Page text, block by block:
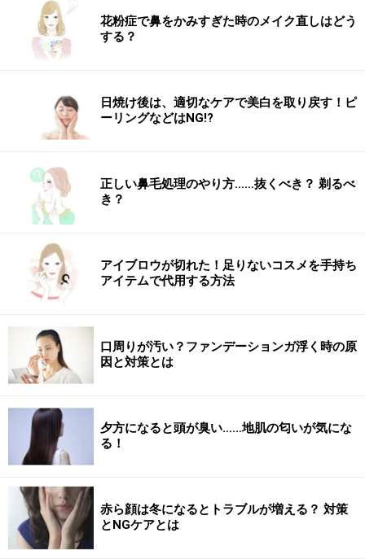
とができます。ドライヤーやメイク小物、ドリンクなど
は全てフリー。ちょっと時間をつぶしたい時や待ち合わ
せ前にお化粧直しをしたい時などいろんな使い方ができ
ヘアとメーキャップ担当が別々について、もう気持ちだけは
完全女優モードに！
そして今、ガイドが満喫しているのがこの「ビューティ
ーブーストバー」！ ここには常にSABFA（Shiseido
Academy of Beauty & Fashio）出身の精鋭スタイリスト
がスタンバイ、自分のイメージやその日の目的にぴった
り合ったメーキャップやヘアスタイリングを提案しても
らえます。
よって大切な約束前に駆け込むのはもちろん、ここでバ
ッチリ髪や顔を作りこんだ後で――
花粉症で鼻をかみすぎた時のメイク直しはどう
する？
日焼け後は、適切なケアで美白を取り戻す！ピ
ーリングなどはNG!?
正しい鼻毛処理のやり方……抜くべき？ 剃るべ
き？
アイブロウが切れた！足りないコスメを手持ち
アイテムで代用する方法
口周りが汚い？ファンデーションガ浮く時の原
因と対策とは
夕方になると頭が臭い……地肌の匂いが気にな
る！
赤ら顔は冬になるとトラブルが増える？ 対策
とNGケアとは